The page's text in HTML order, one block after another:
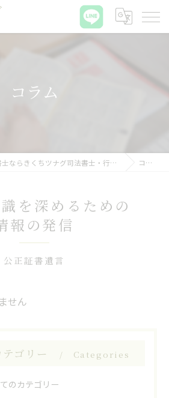
コラム
栃木県小山市の司法書士ならきくちツナグ司法書士・行政書士事務所 コラム
を深めるための
報の発信
公正証書遺言
せん
テゴリー Categories
のカテゴリー